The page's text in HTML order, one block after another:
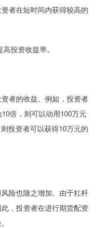
者在短时间内获得较高的
投资收益率。
者的收益。例如，投资者
倍，则可以动用100万元
投资者可以获得10万元的
险也随之增加。由于杠杆
，投资者在进行期货配资